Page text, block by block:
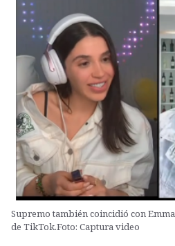
Supremo también coincidió con
de TikTok.Foto: Captura video